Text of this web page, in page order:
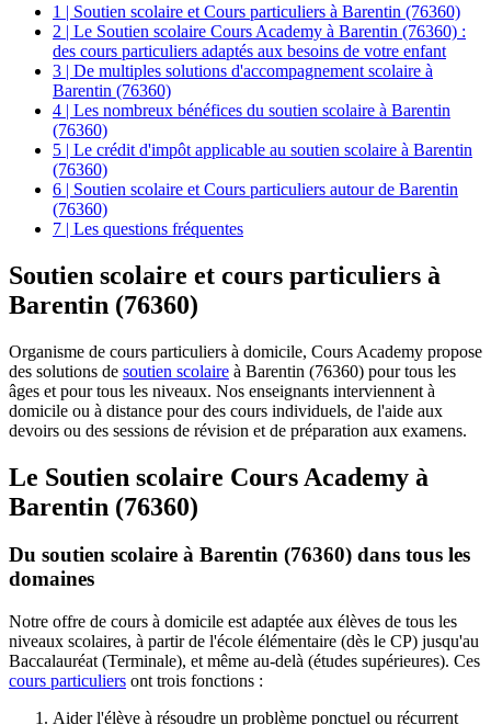
1 | Soutien scolaire et Cours particuliers à Barentin (76360)
2 | Le Soutien scolaire Cours Academy à Barentin (76360) :
des cours particuliers adaptés aux besoins de votre enfant
3 | De multiples solutions d'accompagnement scolaire à
Barentin (76360)
4 | Les nombreux bénéfices du soutien scolaire à Barentin
(76360)
5 | Le crédit d'impôt applicable au soutien scolaire à Barentin
(76360)
6 | Soutien scolaire et Cours particuliers autour de Barentin
(76360)
7 | Les questions fréquentes
Soutien scolaire et cours particuliers à
Barentin (76360)
Organisme de cours particuliers à domicile, Cours Academy propose
des solutions de soutien scolaire à Barentin (76360) pour tous les
âges et pour tous les niveaux. Nos enseignants interviennent à
domicile ou à distance pour des cours individuels, de l'aide aux
devoirs ou des sessions de révision et de préparation aux examens.
Le Soutien scolaire Cours Academy à
Barentin (76360)
Du soutien scolaire à Barentin (76360) dans tous les
domaines
Notre offre de cours à domicile est adaptée aux élèves de tous les
niveaux scolaires, à partir de l'école élémentaire (dès le CP) jusqu'au
Baccalauréat (Terminale), et même au-delà (études supérieures). Ces
cours particuliers ont trois fonctions :
Aider l'élève à résoudre un problème ponctuel ou récurrent